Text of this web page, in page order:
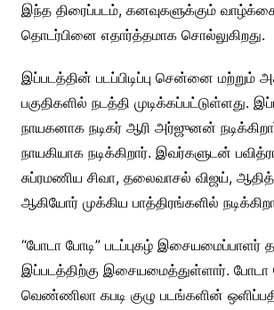
இந்த திரைப்படம், கனவுகளுக்கும்
தொடர்பினை எதார்த்தமாக சொல்லுகிறது.
இப்படத்தின் படப்பிடிப்பு சென்னை மற்றும்
பகுதிகளில் நடத்தி முடிக்கப்பட்டுள்ளது.
நாயகனாக நடிகர் ஆரி அர்ஜுனன்
நாயகியாக நடிக்கிறார். இவர்களுடன்
சுப்ரமணிய சிவா, தலைவாசல் விஜய்,
ஆகியோர் முக்கிய பாத்திரங்களில்
“போடா போடி” படப்புகழ் இசையமைப்பாளர்
இப்படத்திற்கு இசையமைத்துள்ளார். போடா
வெண்ணிலா கபடி குழு படங்களின்